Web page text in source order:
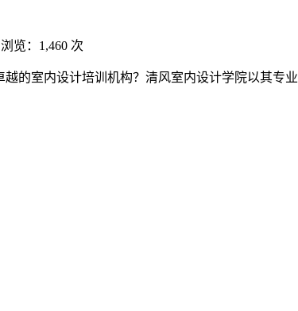
浏览：1,460 次
越的室内设计培训机构？清风室内设计学院以其专